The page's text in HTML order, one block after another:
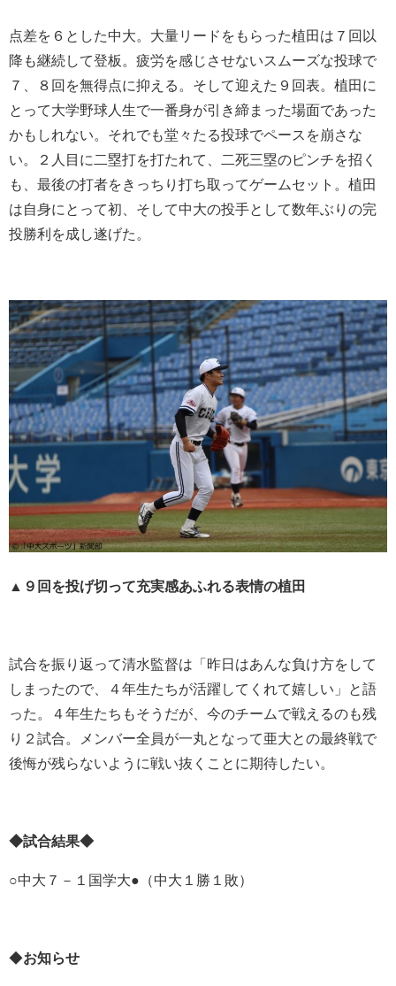
点差を６とした中大。大量リードをもらった植田は７回以
降も継続して登板。疲労を感じさせないスムーズな投球で
７、８回を無得点に抑える。そして迎えた９回表。植田に
とって大学野球人生で一番身が引き締まった場面であった
かもしれない。それでも堂々たる投球でペースを崩さな
い。２人目に二塁打を打たれて、二死三塁のピンチを招く
も、最後の打者をきっちり打ち取ってゲームセット。植田
は自身にとって初、そして中大の投手として数年ぶりの完
投勝利を成し遂げた。
▲９回を投げ切って充実感あふれる表情の植田
試合を振り返って清水監督は「昨日はあんな負け方をして
しまったので、４年生たちが活躍してくれて嬉しい」と語
った。４年生たちもそうだが、今のチームで戦えるのも残
り２試合。メンバー全員が一丸となって亜大との最終戦で
後悔が残らないように戦い抜くことに期待したい。
◆試合結果◆
○中大７－１国学大●（中大１勝１敗）
◆お知らせ